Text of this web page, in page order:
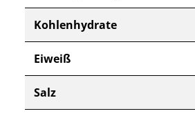
Kohlenhydrate
Eiweiß
Salz